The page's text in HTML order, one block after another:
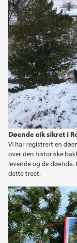
Døende eik sikret i
Vi har registrert en
over den historiske
levende og de
dette treet.